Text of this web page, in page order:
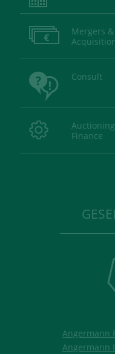
Mergers &
Consult
Finance
Angermann
Angermann